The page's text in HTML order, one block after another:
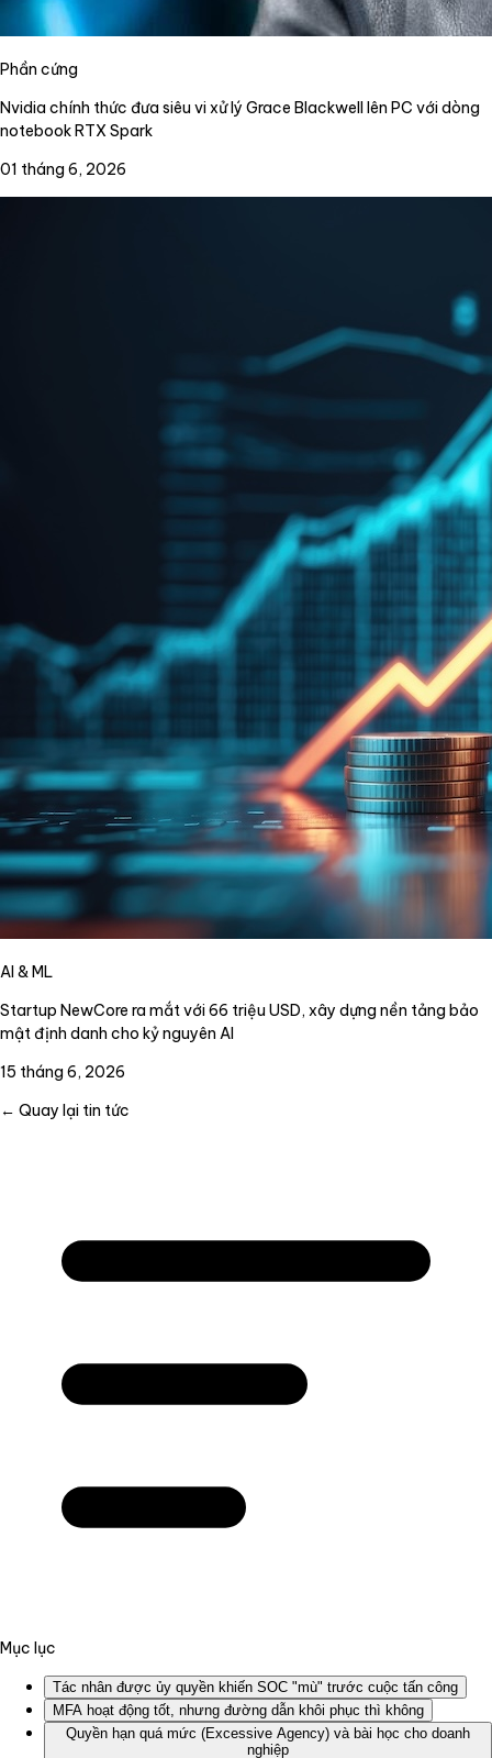
Phần cứng
Nvidia chính thức đưa siêu vi xử lý Grace Blackwell lên PC với dòng
notebook RTX Spark
01 tháng 6, 2026
AI & ML
Startup NewCore ra mắt với 66 triệu USD, xây dựng nền tảng bảo
mật định danh cho kỷ nguyên AI
15 tháng 6, 2026
← Quay lại tin tức
Mục lục
Tác nhân được ủy quyền khiến SOC "mù" trước cuộc tấn công
MFA hoạt động tốt, nhưng đường dẫn khôi phục thì không
Quyền hạn quá mức (Excessive Agency) và bài học cho doanh
nghiệp